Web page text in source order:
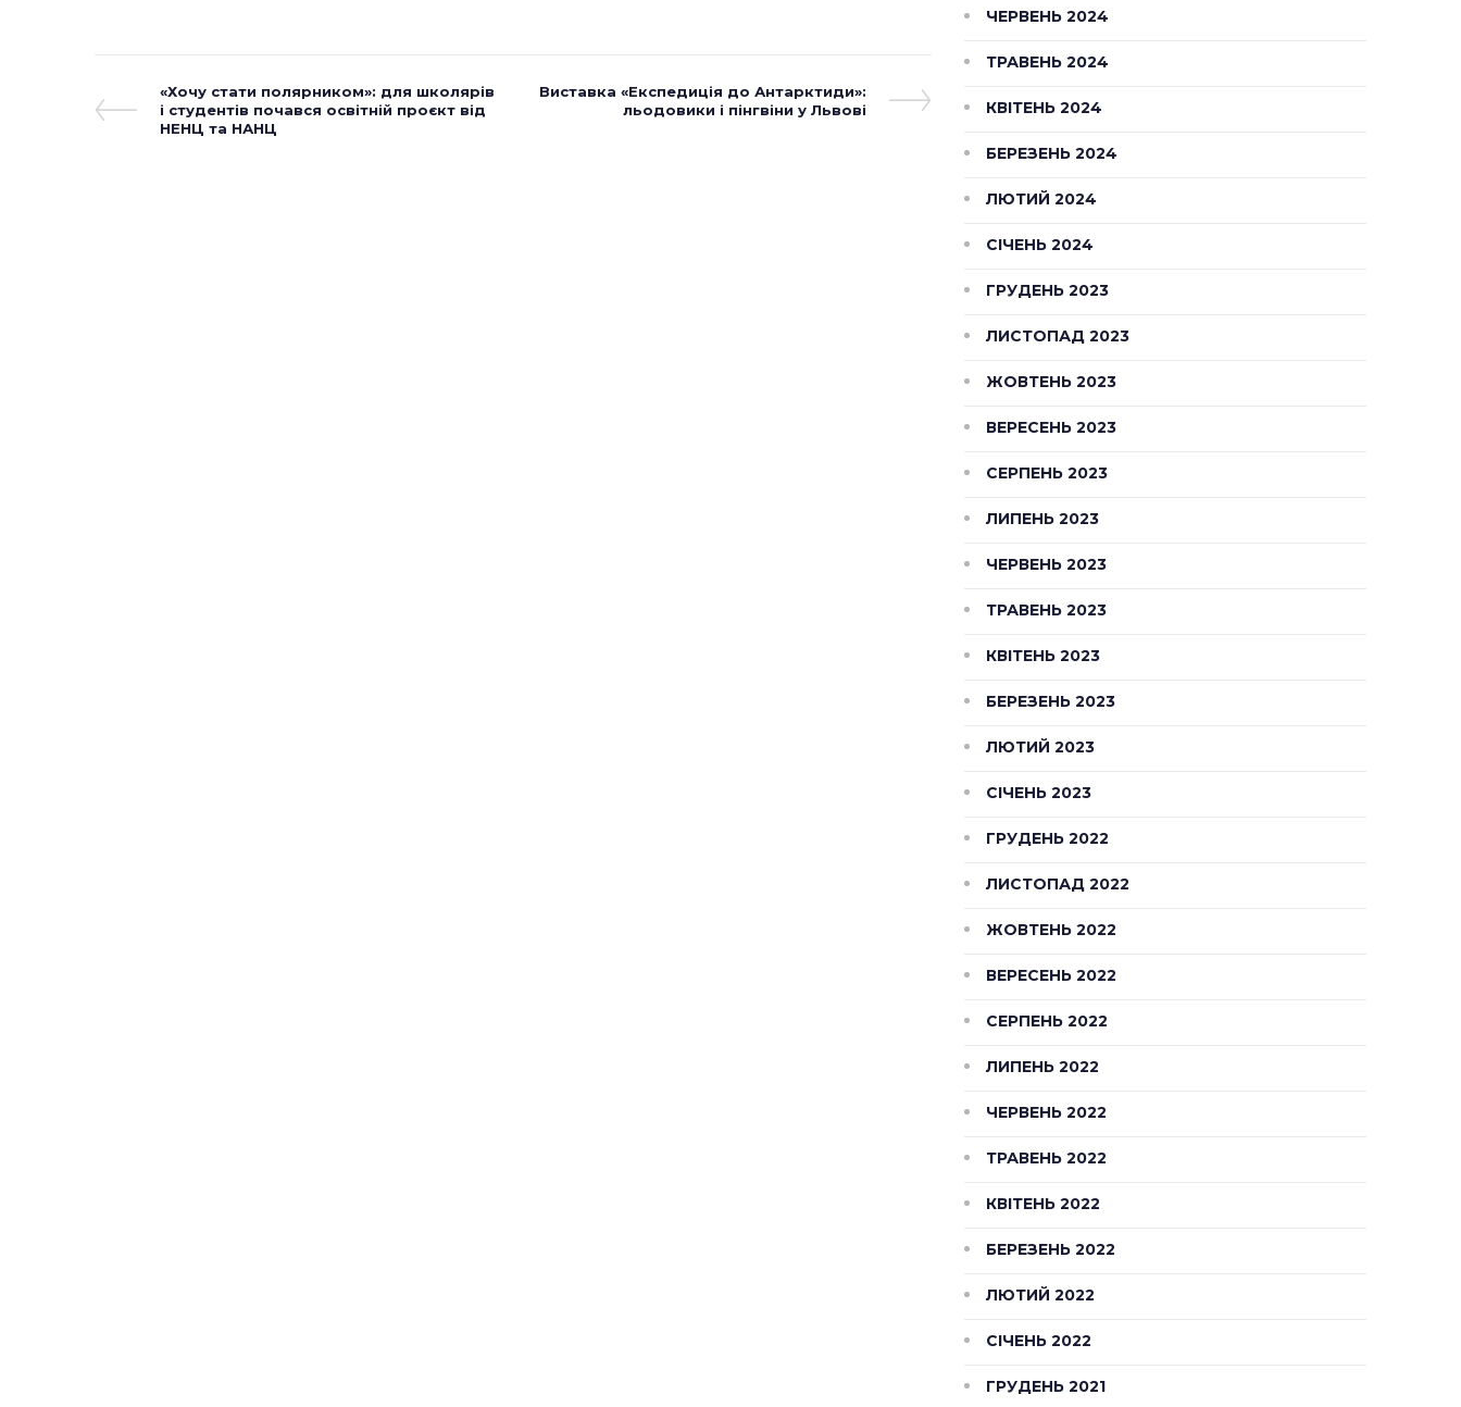
Навігація
записів
Previous
Post
«Хочу стати полярником»: для школярів
і студентів почався освітній проєкт від
НЕНЦ та НАНЦ
Next
Виставка «Експедиція до Антарктиди»:
льодовики і пінгвіни у Львові
ЧЕРВЕНЬ 2024
ТРАВЕНЬ 2024
КВІТЕНЬ 2024
БЕРЕЗЕНЬ 2024
ЛЮТИЙ 2024
СІЧЕНЬ 2024
ГРУДЕНЬ 2023
ЛИСТОПАД 2023
ЖОВТЕНЬ 2023
ВЕРЕСЕНЬ 2023
СЕРПЕНЬ 2023
ЛИПЕНЬ 2023
ЧЕРВЕНЬ 2023
ТРАВЕНЬ 2023
КВІТЕНЬ 2023
БЕРЕЗЕНЬ 2023
ЛЮТИЙ 2023
СІЧЕНЬ 2023
ГРУДЕНЬ 2022
ЛИСТОПАД 2022
ЖОВТЕНЬ 2022
ВЕРЕСЕНЬ 2022
СЕРПЕНЬ 2022
ЛИПЕНЬ 2022
ЧЕРВЕНЬ 2022
ТРАВЕНЬ 2022
КВІТЕНЬ 2022
БЕРЕЗЕНЬ 2022
ЛЮТИЙ 2022
СІЧЕНЬ 2022
ГРУДЕНЬ 2021